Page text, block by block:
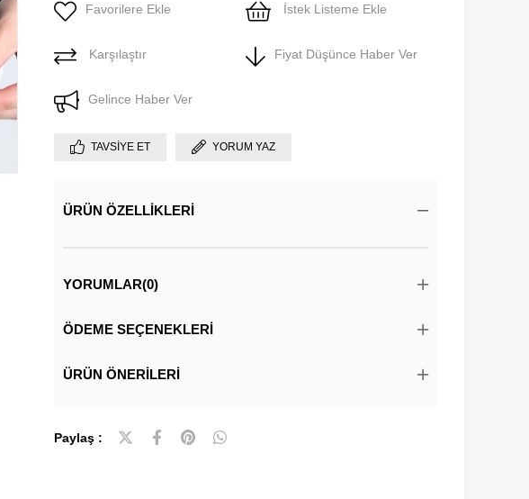
Favorilere Ekle İstek Listeme Ekle
Karşılaştır Fiyat Düşünce Haber Ver
Gelince Haber Ver
TAVSIYE ET YORUM YAZ
ÜRÜN ÖZELLIKLERI
YORUMLAR(0)
ÖDEME SEÇENEKLERI
ÜRÜN ÖNERILERI
Paylaş :